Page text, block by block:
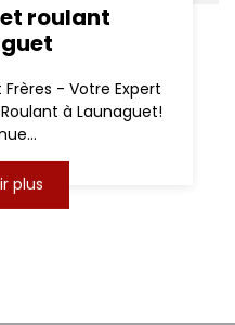
roulant
- Votre Expert
à Launaguet!
plus